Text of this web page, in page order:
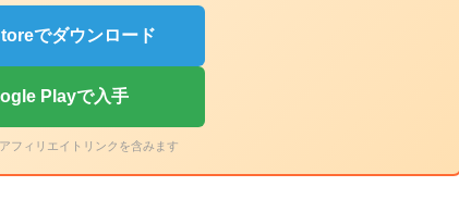
でダウンロード
Playで入手
フィリエイトリンクを含みます